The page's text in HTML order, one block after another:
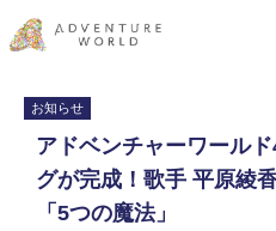
お知らせ
アドベンチャーワール
グが完成！歌手 平原綾
「5つの魔法」